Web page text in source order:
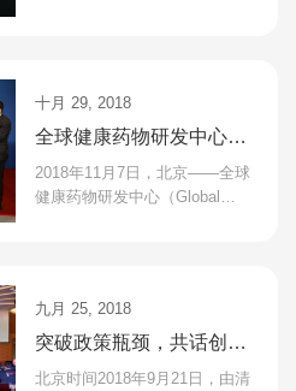
十月 29, 2018
全球健康药物研发中心
（GHDDI）入驻仪式在京
举行
2018年11月7日，北京——全球
健康药物研发中心（Global
九月 25, 2018
突破政策瓶颈，共话创新
生态——2018精准医疗与
北京时间2018年9月21日，由清